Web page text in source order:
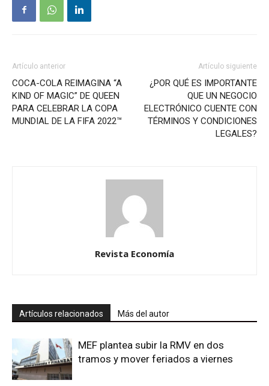
Artículo anterior
COCA-COLA REIMAGINA “A
KIND OF MAGIC” DE QUEEN
PARA CELEBRAR LA COPA
MUNDIAL DE LA FIFA 2022™
Artículo siguiente
¿POR QUÉ ES IMPORTANTE
QUE UN NEGOCIO
ELECTRÓNICO CUENTE CON
TÉRMINOS Y CONDICIONES
LEGALES?
Revista Economía
Artículos relacionados Más del autor
MEF plantea subir la RMV en dos
tramos y mover feriados a viernes